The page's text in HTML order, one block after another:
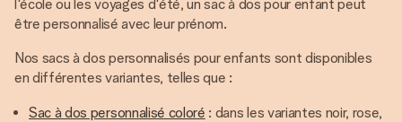
l'école ou les voyages d'été, un sac à dos pour enfant peut
être personnalisé avec leur prénom.
Nos sacs à dos personnalisés pour enfants sont disponibles
en différentes variantes, telles que :
Sac à dos personnalisé coloré : dans les variantes noir, rose,